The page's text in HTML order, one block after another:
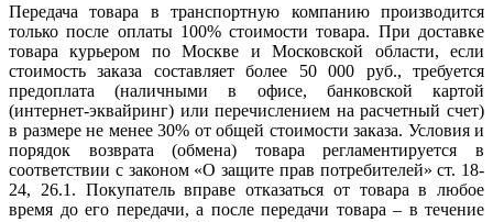
Передача товара в транспортную компанию производится
только после оплаты 100% стоимости товара. При доставке
товара курьером по Москве и Московской области, если
стоимость заказа составляет более 50 000 руб., требуется
предоплата (наличными в офисе, банковской картой
(интернет-эквайринг) или перечислением на расчетный счет)
в размере не менее 30% от общей стоимости заказа. Условия и
порядок возврата (обмена) товара регламентируется в
соответствии с законом «О защите прав потребителей» ст. 18-
24, 26.1. Покупатель вправе отказаться от товара в любое
время до его передачи, а после передачи товара – в течение